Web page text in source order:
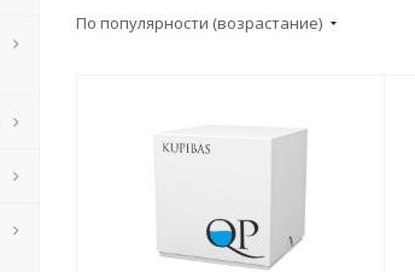
По популярности (возрастание)